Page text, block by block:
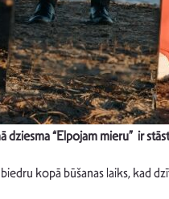
“Elpojam mieru” ir
kopā būšanas laiks, kad